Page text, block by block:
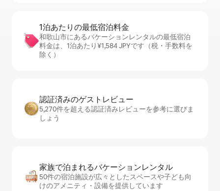
1泊あたりの最⁠低⁠宿⁠泊⁠料⁠金
和歌山市にあるバケーションレンタルの最低宿泊
料金は、1泊あたり¥1,584 JPYです（税・手数料を
除く）
認証済みのゲ⁠ス⁠ト⁠レ⁠ビ⁠ュ⁠ー
5,270件を超える認証済みレビューを参考に選びま
しょう
家族で泊まれるバ⁠ケ⁠ー⁠シ⁠ョ⁠ンレ⁠ン⁠タ⁠ル
50件の宿泊施設が広々としたスペースや子ども向
けのアメニティ・設備を提供しています